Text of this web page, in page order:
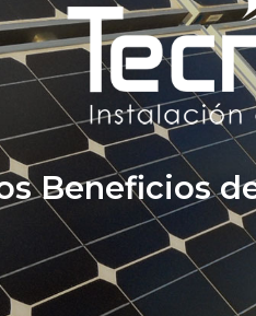
Beneficios